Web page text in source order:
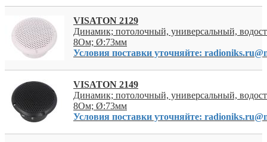
VISATON 2129
Динамик; потолочный, универсальный,
8Ом; Ø:73мм
Условия поставки уточняйте:
VISATON 2149
Динамик; потолочный, универсальный,
8Ом; Ø:73мм
Условия поставки уточняйте: